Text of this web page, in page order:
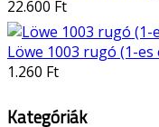
22.600 Ft
Löwe 1003 rugó (1-
1.260 Ft
Kategóriák